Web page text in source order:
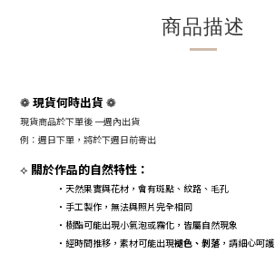
商品描述
❁ 現貨何時出貨 ❁
現貨商品於下單後 一週內出貨
例：週日下單，將於下週日前寄出
⟡ 關於作品的自然特性：
・天然果實與花材，會有斑點、紋路、毛孔
・手工製作，無法與照片完全相同
・樹酯可能出現小氣泡或霧化，皆屬自然現象
・經時間推移，素材可能出現褪色、剝落，請細心呵護